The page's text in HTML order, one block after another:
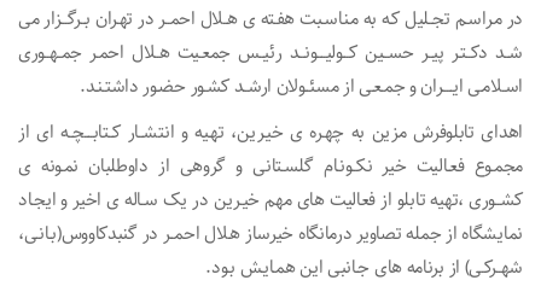
در مـراسـم تجــلیل کـه به مـناسـبت هفـته ی هــلال احمــر در تهـران بــرگـــزار می
شــد دکــتـر پیــر حســین کـــولیــــونـــد رئیــس جمعـیت هــلال احمـر جمــهــوری
اسـلامـی ایـــــران و جمـعـی از مسئــولان ارشــد کشـور حضـور داشتـنـد.
اهدای تابلوفرش مزین به چهـره ی خیـرین، تهـیه و انتشــار کــتابــــچــه ای از
مجمـوع فعـالیت خیر نکــونـام گلسـتانی و گروهی از داوطلبان نمـونه ی
کشــوری ،تهیه تابلو از فعالیت های مهم خیـرین در یک سـاله ی اخیر و ایجـاد
نمایشگاه از جمله تصاویر درمانگاه خیرساز هـلال احمــر در گنبدکاووس(بـانـی،
شهــرکـی) از برنامه های جـانبی این همـایـش بـود.